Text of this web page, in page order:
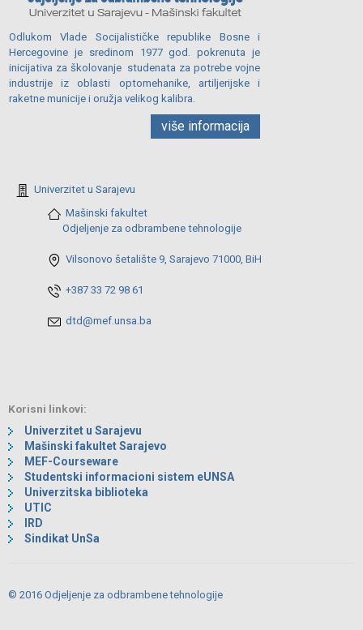
Odlukom Vlade Socijalističke republike Bosne i
Hercegovine je sredinom 1977 god. pokrenuta je
inicijativa za školovanje studenata za potrebe vojne
industrije iz oblasti optomehanike, artiljerijske i
raketne municije i oružja velikog kalibra.
više informacija
Univerzitet u Sarajevu
Mašinski fakultet
Odjeljenje za odbrambene tehnologije
Vilsonovo šetalište 9, Sarajevo 71000, BiH
+387 33 72 98 61
dtd@mef.unsa.ba
Korisni linkovi:
Univerzitet u Sarajevu
Mašinski fakultet Sarajevo
MEF-Courseware
Studentski informacioni sistem eUNSA
Univerzitska biblioteka
UTIC
IRD
Sindikat UnSa
© 2016 Odjeljenje za odbrambene tehnologije